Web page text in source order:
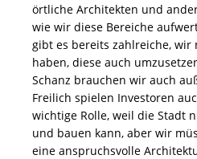
örtliche Architekten und
wie wir diese Bereiche
gibt es bereits zahlreiche,
haben, diese auch
Schanz brauchen wir auch
Freilich spielen Investoren
wichtige Rolle, weil die Stadt
und bauen kann, aber wir
eine anspruchsvolle